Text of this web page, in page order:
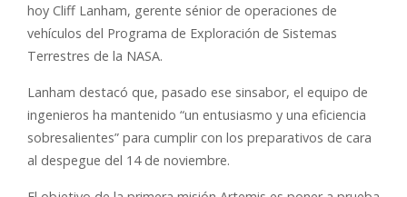
hoy Cliff Lanham, gerente sénior de operaciones de
vehículos del Programa de Exploración de Sistemas
Terrestres de la NASA.
Lanham destacó que, pasado ese sinsabor, el equipo de
ingenieros ha mantenido “un entusiasmo y una eficiencia
sobresalientes” para cumplir con los preparativos de cara
al despegue del 14 de noviembre.